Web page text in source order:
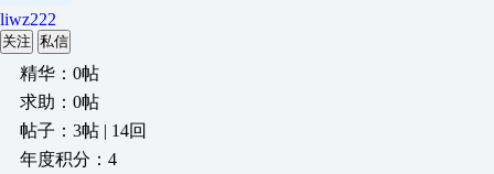
liwz222
关注 私信
精华：0帖
求助：0帖
帖子：3帖 | 14回
年度积分：4